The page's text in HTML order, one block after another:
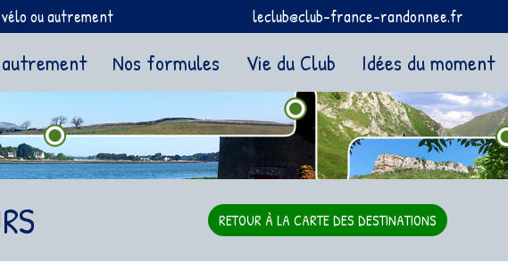
ou autrement leclub@club-france-randonnee.fr
Nos formules Vie du Club Idées du moment
RETOUR À LA CARTE DES DESTINATIONS